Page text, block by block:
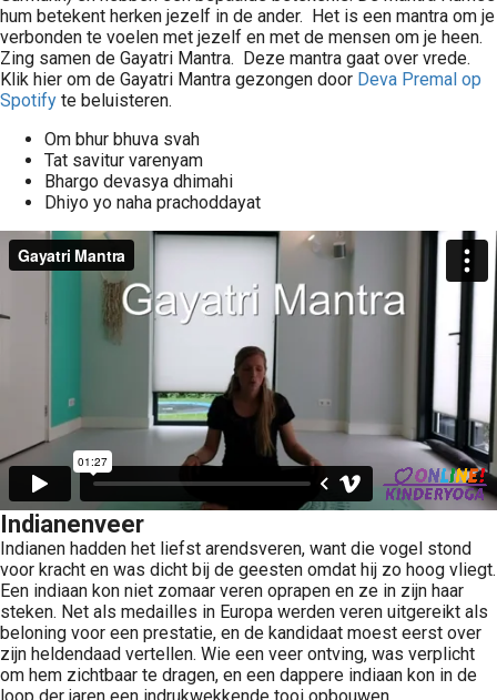
hum betekent herken jezelf in de ander. Het is een mantra om je
verbonden te voelen met jezelf en met de mensen om je heen.
Zing samen de Gayatri Mantra. Deze mantra gaat over vrede.
Klik hier om de Gayatri Mantra gezongen door Deva Premal op
Spotify te beluisteren.
Om bhur bhuva svah
Tat savitur varenyam
Bhargo devasya dhimahi
Dhiyo yo naha prachoddayat
Indianenveer
Indianen hadden het liefst arendsveren, want die vogel stond
voor kracht en was dicht bij de geesten omdat hij zo hoog vliegt.
Een indiaan kon niet zomaar veren oprapen en ze in zijn haar
steken. Net als medailles in Europa werden veren uitgereikt als
beloning voor een prestatie, en de kandidaat moest eerst over
zijn heldendaad vertellen. Wie een veer ontving, was verplicht
om hem zichtbaar te dragen, en een dappere indiaan kon in de